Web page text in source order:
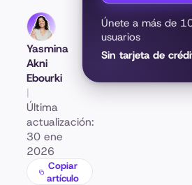
Yasmina
Akni
Ebourki
|
Última
actualización:
30 ene
2026
Copiar
artículo
Únete a más de
usuarios
Sin tarjeta de